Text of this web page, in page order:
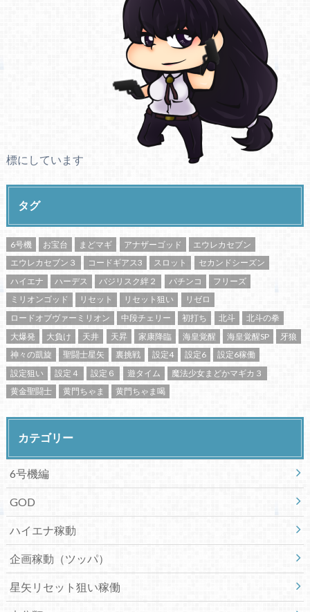
標にしています
タグ
6号機 お宝台 まどマギ アナザーゴッド
エウレカセブン
エウレカセブン３
コードギアス3 スロット
セカンドシーズン
ハイエナ
ハーデス バジリスク絆２ パチンコ
フリーズ
ミリオンゴッド
リセット リセット狙い
リゼロ
ロードオブヴァーミリオン
中段チェリー 初打ち 北斗
北斗の拳
大爆発
大負け 天井 天昇 家康降臨 海皇覚醒 海皇覚醒SP
牙狼
神々の凱旋
聖闘士星矢 裏挑戦 設定4 設定6
設定6稼働
設定狙い
設定４ 設定６ 遊タイム
魔法少女まどかマギカ３
黄金聖闘士
黄門ちゃま 黄門ちゃま喝
カテゴリー
6号機編
GOD
ハイエナ稼動
企画稼動（ツッパ）
星矢リセット狙い稼働